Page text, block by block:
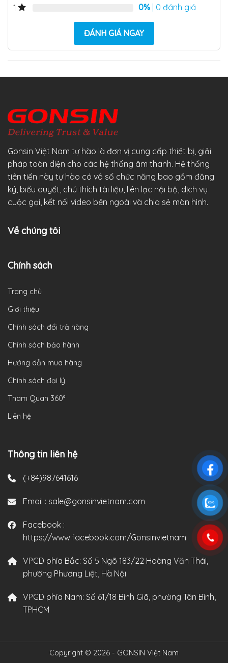
1
0% | 0 đánh giá
ĐÁNH GIÁ NGAY
Gonsin Việt Nam tự hào là đơn vị cung cấp thiết bị, giải
pháp toàn diện cho các hệ thống âm thanh. Hệ thống
tiên tiến này tự hào có vô số chức năng bao gồm đăng
ký, biểu quyết, chú thích tài liệu, liên lạc nội bộ, dịch vụ
cuộc gọi, kết nối video bên ngoài và chia sẻ màn hình.
Về chúng tôi
Chính sách
Trang chủ
Giới thiệu
Chính sách đổi trả hàng
Chính sách bảo hành
Hướng dẫn mua hàng
Chính sách đại lý
Tham Quan 360°
Liên hệ
Thông tin liên hệ
(+84)987641616
Email : sale@gonsinvietnam.com
Facebook :
https://www.facebook.com/Gonsinvietnam
VPGD phía Bắc: Số 5 Ngõ 183/22 Hoàng Văn Thái,
phường Phương Liệt, Hà Nội
VPGD phía Nam: Số 61/18 Bình Giã, phường Tân Bình,
TPHCM
Copyright © 2026 - GONSIN Việt Nam